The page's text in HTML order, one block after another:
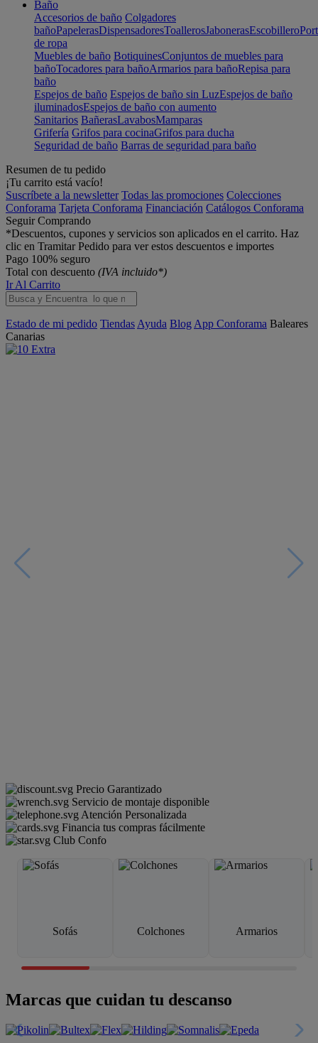
Baño
Accesorios de baño Colgadores
bañoPapelerasDispensadoresToallerosJabonerasEscobillero
de ropa
Muebles de baño BotiquinesConjuntos de muebles para
bañoTocadores para bañoArmarios para bañoRepisa para
baño
Espejos de baño Espejos de baño sin LuzEspejos de baño
iluminadosEspejos de baño con aumento
Sanitarios BañerasLavabosMamparas
Grifería Grifos para cocinaGrifos para ducha
Seguridad de baño Barras de seguridad para baño
Resumen de tu pedido
¡Tu carrito está vacío!
Suscríbete a la newsletter Todas las promociones Colecciones
Conforama Tarjeta Conforama Financiación Catálogos Conforama
Seguir Comprando
*Descuentos, cupones y servicios son aplicados en el carrito. Haz
clic en Tramitar Pedido para ver estos descuentos e importes
Pago 100% seguro
Total con descuento (IVA incluido*)
Ir Al Carrito
Estado de mi pedido Tiendas Ayuda Blog App Conforama Baleares
Canarias
Precio Garantizado
Servicio de montaje disponible
Atención Personalizada
Financia tus compras fácilmente
Club Confo
Sofás Colchones Armarios
Marcas que cuidan tu descanso